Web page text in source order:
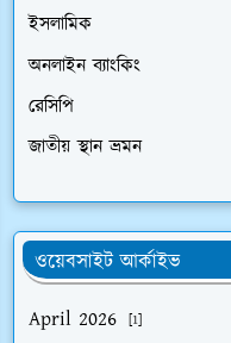
ইসলামিক
অনলাইন ব্যাংকিং
রেসিপি
জাতীয় স্থান ভ্রমন
ওয়েবসাইট আর্কাইভ
April 2026
[1]